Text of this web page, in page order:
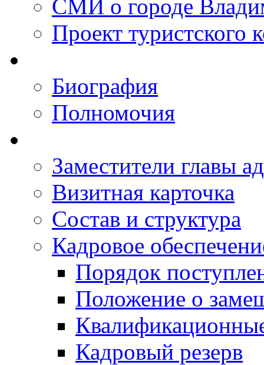
СМИ о городе
Проект туристского
Биография
Полномочия
Заместители главы
Визитная карточка
Состав и структура
Кадровое
Порядок
Положение о
Кадровый резерв